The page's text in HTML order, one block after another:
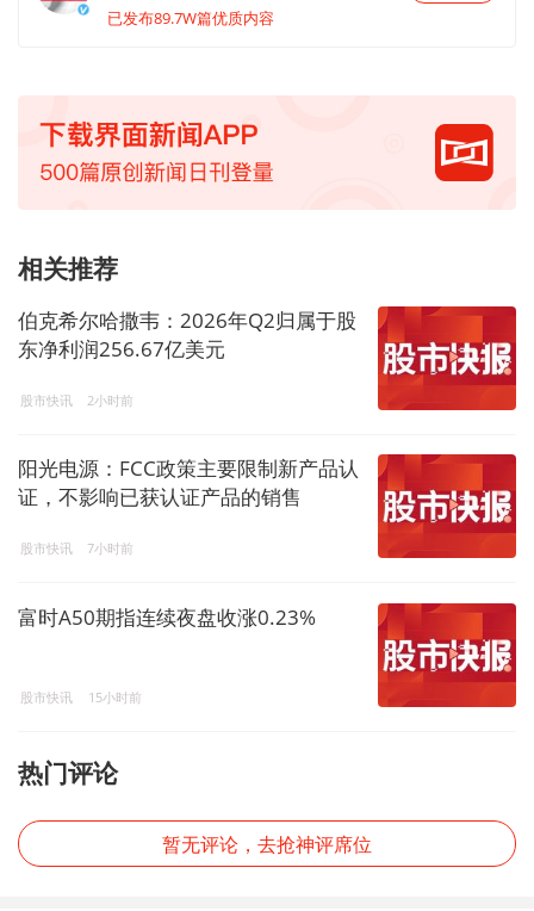
已发布89.7W篇优质内容
相关推荐
伯克希尔哈撒韦：2026年Q2归属于股
东净利润256.67亿美元
股市快讯 2小时前
阳光电源：FCC政策主要限制新产品认
证，不影响已获认证产品的销售
股市快讯 7小时前
富时A50期指连续夜盘收涨0.23%
股市快讯 15小时前
热门评论
暂无评论，去抢神评席位